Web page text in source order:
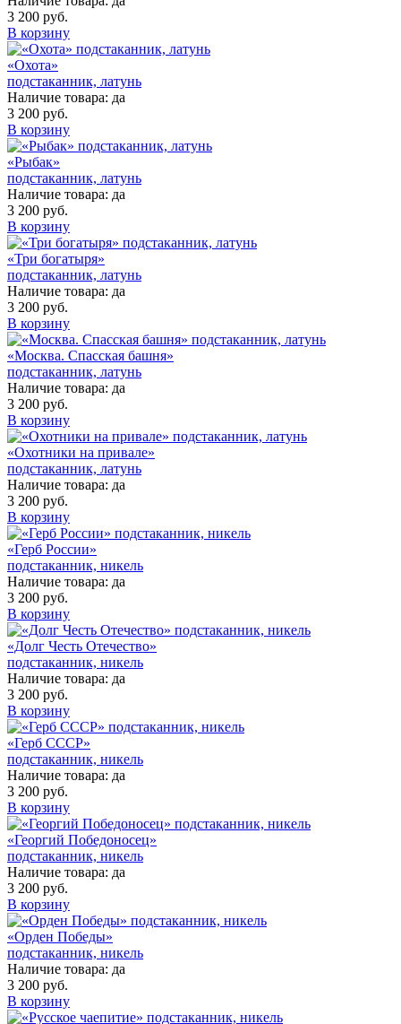
3 200 руб.
В корзину
«Охота»
подстаканник, латунь
Наличие товара: да
3 200 руб.
В корзину
«Рыбак»
подстаканник, латунь
Наличие товара: да
3 200 руб.
В корзину
«Три богатыря»
подстаканник, латунь
Наличие товара: да
3 200 руб.
В корзину
«Москва. Спасская башня»
подстаканник, латунь
Наличие товара: да
3 200 руб.
В корзину
«Охотники на привале»
подстаканник, латунь
Наличие товара: да
3 200 руб.
В корзину
«Герб России»
подстаканник, никель
Наличие товара: да
3 200 руб.
В корзину
«Долг Честь Отечество»
подстаканник, никель
Наличие товара: да
3 200 руб.
В корзину
«Герб СССР»
подстаканник, никель
Наличие товара: да
3 200 руб.
В корзину
«Георгий Победоносец»
подстаканник, никель
Наличие товара: да
3 200 руб.
В корзину
«Орден Победы»
подстаканник, никель
Наличие товара: да
3 200 руб.
В корзину